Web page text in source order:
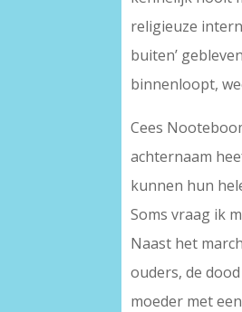
religieuze
buiten’
binnenloopt,
Cees
achternaam
kunnen hun
Soms vraag ik
Naast het
ouders, de
moeder met